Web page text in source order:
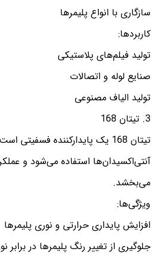
سازگاری با انواع پلیمرها
کاربردها:
تولید فیلم‌های پلاستیکی
صنایع لوله و اتصالات
تولید الیاف مصنوعی
3. تیتان 168
تیتان 168 یک پایدارکننده
آنتی‌اکسیدان‌ها استفاده می‌شود و
می‌بخشد.
ویژگی‌ها:
افزایش پایداری حرارتی و نوری پلیمرها
جلوگیری از تغییر رنگ پلیمرها در برابر